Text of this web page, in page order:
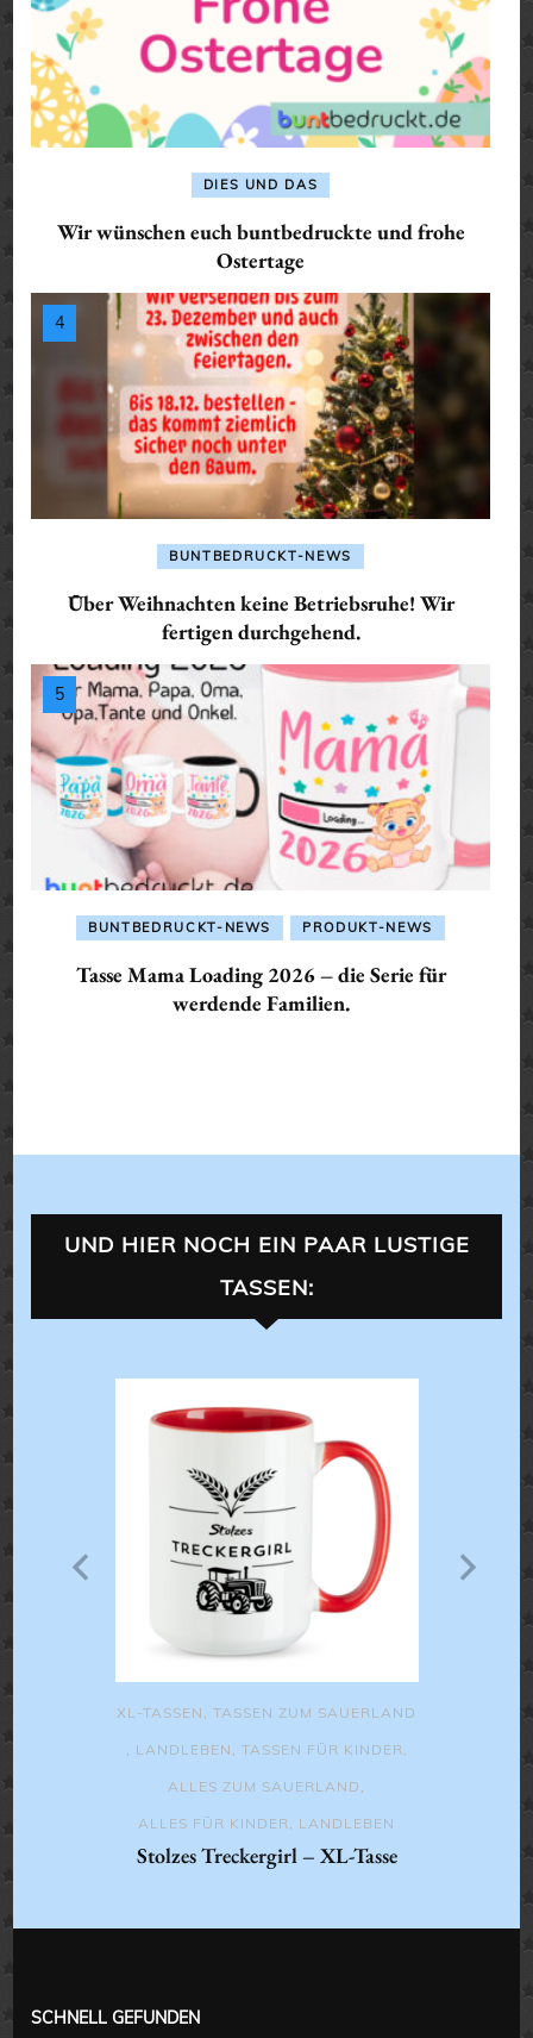
DIES UND DAS
Wir wünschen euch buntbedruckte und frohe
Ostertage
BUNTBEDRUCKT-NEWS
Über Weihnachten keine Betriebsruhe! Wir
fertigen durchgehend.
BUNTBEDRUCKT-NEWS PRODUKT-NEWS
Tasse Mama Loading 2026 – die Serie für
werdende Familien.
UND HIER NOCH EIN PAAR LUSTIGE
TASSEN:
XL-TASSEN , TASSEN ZUM SAUERLAND
, LANDLEBEN , TASSEN FÜR KINDER,
ALLES ZUM SAUERLAND ,
ALLES FÜR KINDER, LANDLEBEN
Stolzes Treckergirl – XL-Tasse
ALLES
ALLES
SCHNELL GEFUNDEN